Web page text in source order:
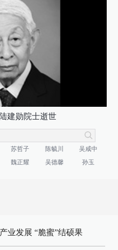
建勋院士逝世
苏哲子 陈毓川
吴咸中
魏正耀 吴德馨 孙玉
业发展 “脆蜜”结硕果